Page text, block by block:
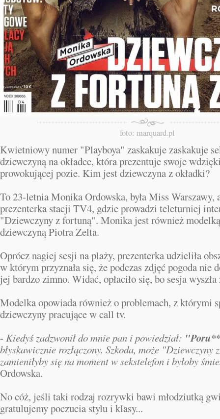
foto: marquard.pl
Kwietniowy numer "Playboya" zaskakuje zaskakuje
dziewczyną na okładce, która prezentuje swoje
prowokującej pozie. Kim jest dziewczyna z okładki?
To 23-letnia Monika Ordowska, była Miss Warszawy,
prezenterka stacji TV4, gdzie prowadzi teleturniej
"Dziewczyny z fortuną". Monika jest również
dziewczyną Piotra Zelta.
Oprócz nagiej sesji na plaży, prezenterka udzieliła
w którym przyznała się, że podczas zdjęć pogoda nie
jej bardzo zimno. Widać, opłaciło się, bo sesja
Modelka opowiada również o problemach, z którymi
dziewczyny pracujące w call tv.
- Kiedyś zadzwonił do mnie pan i powiedział:
błyskawicznie rozłączony. Szkoda, może "Dziewczyny
zamieniłyby się na moment w sekstelefon i byłoby
Ordowska.
No cóż, jeśli taki rodzaj rozrywki bawi młodziutką
gratulujemy poczucia stylu i klasy...